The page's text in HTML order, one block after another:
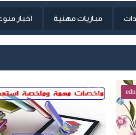
مباريات مهنية اخبار
المهام
educ